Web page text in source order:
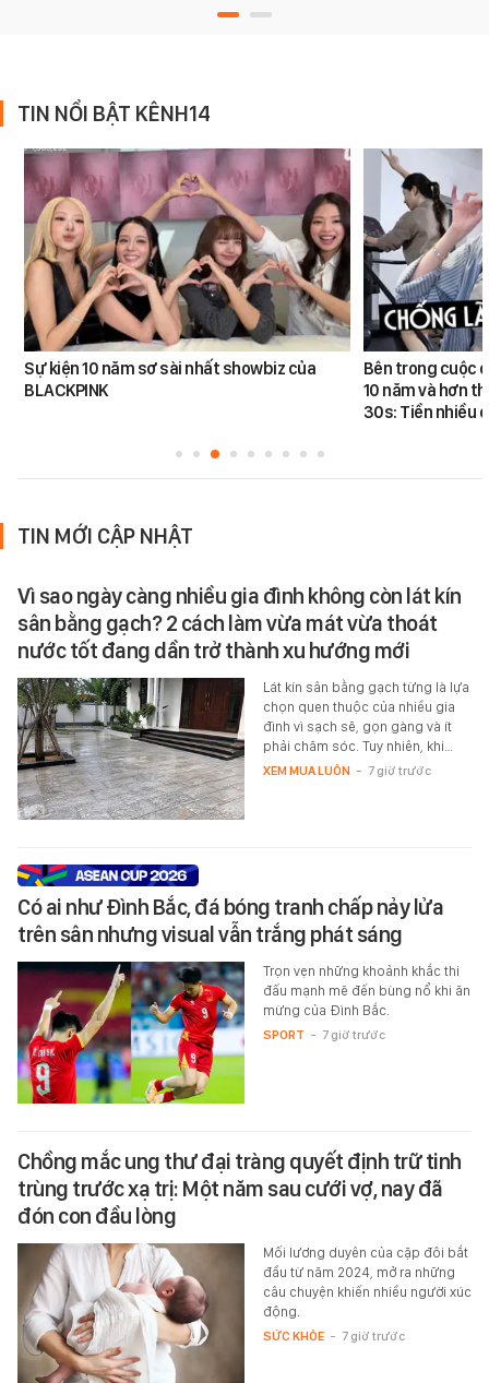
TIN NỔI BẬT KÊNH14
Sự kiện 10 năm sơ sài nhất showbiz của
BLACKPINK
Bên trong cuộc
10 năm và hơn
30s: Tiền nhiều
TIN MỚI CẬP NHẬT
Vì sao ngày càng nhiều gia đình không còn lát kín
sân bằng gạch? 2 cách làm vừa mát vừa thoát
nước tốt đang dần trở thành xu hướng mới
Lát kín sân bằng gạch từng là lựa
chọn quen thuộc của nhiều gia
đình vì sạch sẽ, gọn gàng và ít
phải chăm sóc. Tuy nhiên, khi…
XEM MUA LUÔN - 7 giờ trước
Có ai như Đình Bắc, đá bóng tranh chấp nảy lửa
trên sân nhưng visual vẫn trắng phát sáng
Trọn vẹn những khoảnh khắc thi
đấu mạnh mẽ đến bùng nổ khi ăn
mừng của Đình Bắc.
SPORT - 7 giờ trước
Chồng mắc ung thư đại tràng quyết định trữ tinh
trùng trước xạ trị: Một năm sau cưới vợ, nay đã
đón con đầu lòng
Mối lương duyên của cặp đôi bắt
đầu từ năm 2024, mở ra những
câu chuyện khiến nhiều người xúc
động.
SỨC KHỎE - 7 giờ trước